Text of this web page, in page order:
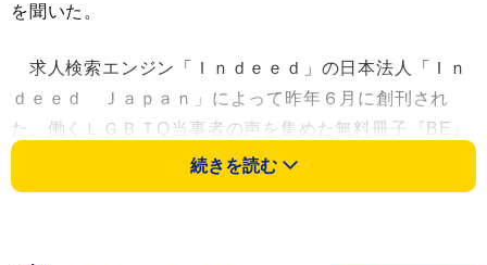
を聞いた。
求人検索エンジン「Ｉｎｄｅｅｄ」の日本法人「Ｉｎ
ｄｅｅｄ Ｊａｐａｎ」によって昨年６月に創刊され
た、働くＬＧＢＴQ当事者の声を集めた無料冊子『BE』
の第２号が６月２２日に発行されたことを記念したイベ
ント。同日にブックカフェ「文喫 六本木」で開催された
続きを読む